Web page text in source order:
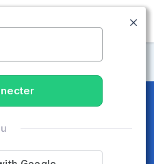
MENU
et EHPAD
(55000)